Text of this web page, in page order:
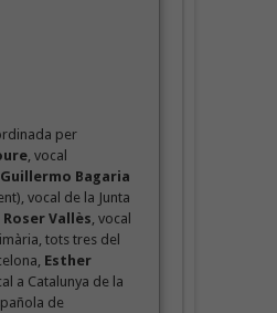
per
, vocal
Guillermo Bagaria
vocal de la Junta
Roser Vallès , vocal
tots tres del
Esther
a Catalunya de la
de